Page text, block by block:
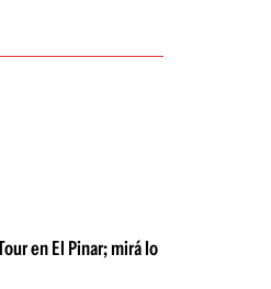
en El Pinar; mirá lo